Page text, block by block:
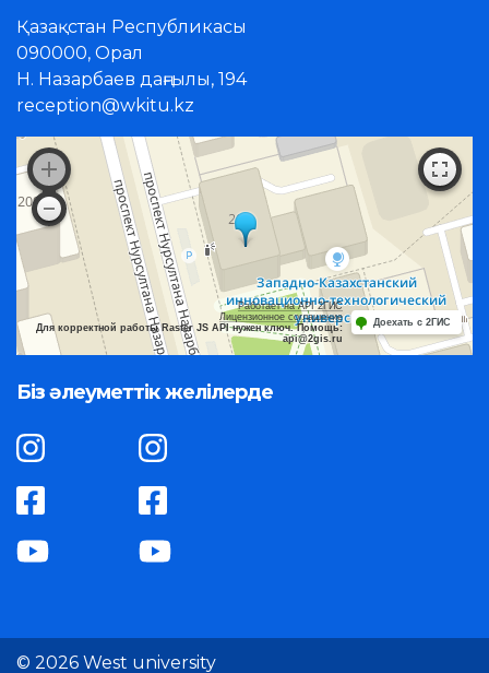
Қазақстан Республикасы
090000, Орал
Н. Назарбаев даңғылы, 194
reception@wkitu.kz
Работает на API 2ГИС
Лицензионное соглашение
Для корректной работы Raster JS API нужен ключ. Помощь:
api@2gis.ru
Доехать с 2ГИС
Біз әлеуметтік желілерде
© 2026 West university